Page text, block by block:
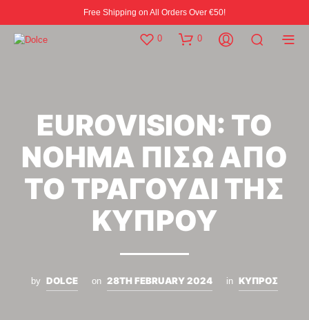
Free Shipping on All Orders Over €50!
0 0
EUROVISION: ΤΟ
ΝΟΗΜΑ ΠΙΣΩ ΑΠΟ
ΤΟ ΤΡΑΓΟΥΔΙ ΤΗΣ
ΚΥΠΡΟΥ
by DOLCE on 28TH FEBRUARY 2024 in ΚΥΠΡΟΣ